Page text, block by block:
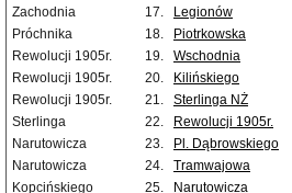
Zachodnia
17. Legionów
Próchnika
18. Piotrkowska
Rewolucji 1905r.
19. Wschodnia
Rewolucji 1905r.
20. Kilińskiego
Rewolucji 1905r.
21. Sterlinga NŻ
Sterlinga
22. Rewolucji 1905r.
Narutowicza
23. Pl. Dąbrowskiego
Narutowicza
24. Tramwajowa
Kopcińskiego
25. Narutowicza